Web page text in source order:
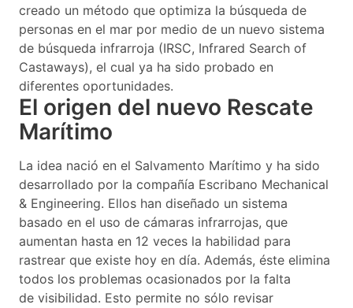
creado un método que optimiza la búsqueda de
personas en el mar por medio de un nuevo sistema
de búsqueda infrarroja (IRSC, Infrared Search of
Castaways), el cual ya ha sido probado en
diferentes oportunidades.
El origen del nuevo Rescate
Marítimo
La idea nació en el Salvamento Marítimo y ha sido
desarrollado por la compañía Escribano Mechanical
& Engineering. Ellos han diseñado un sistema
basado en el uso de cámaras infrarrojas, que
aumentan hasta en 12 veces la habilidad para
rastrear que existe hoy en día. Además, éste elimina
todos los problemas ocasionados por la falta
de visibilidad. Esto permite no sólo revisar